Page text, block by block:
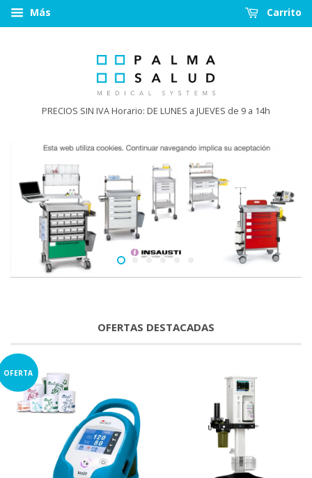
Más Carrito
PRECIOS SIN IVA Horario: DE LUNES a JUEVES de 9 a 14h
OFERTAS DESTACADAS
OFERTA